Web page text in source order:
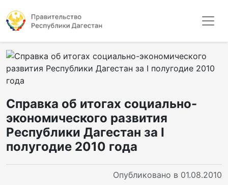
Справка об итогах социально-
экономического развития
Республики Дагестан за I
полугодие 2010 года
Опубликовано в 01.08.2010